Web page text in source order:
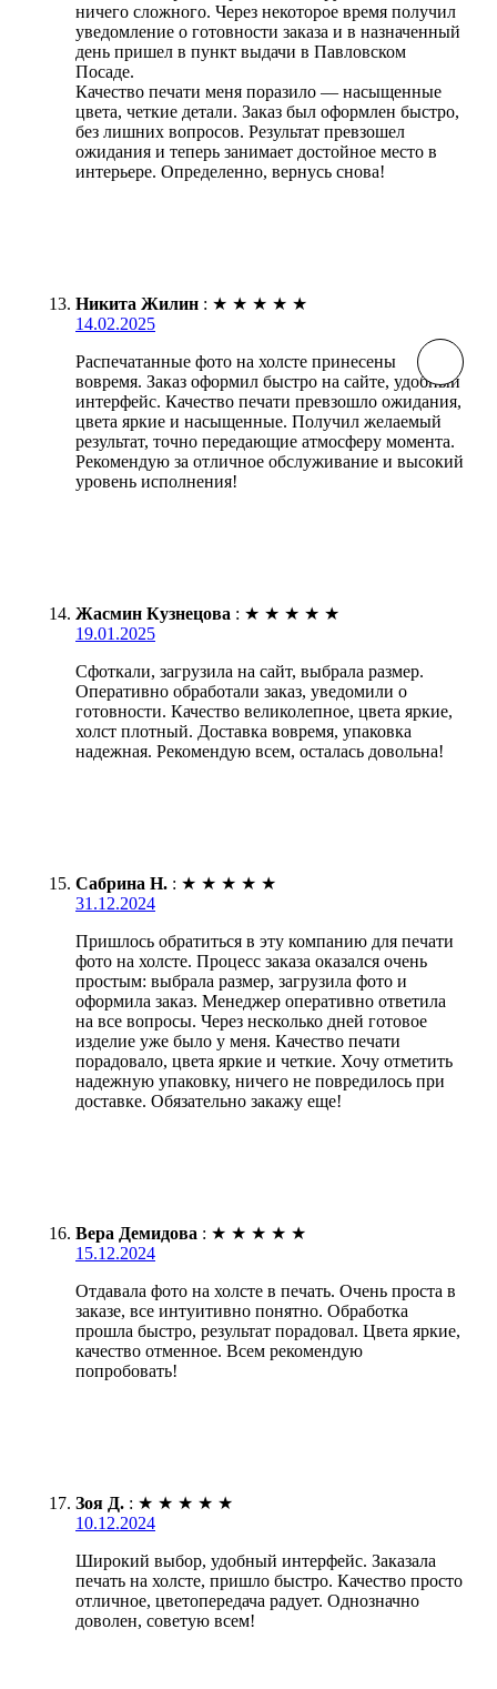
ничего сложного. Через некоторое время получил
уведомление о готовности заказа и в назначенный
день пришел в пункт выдачи в Павловском
Посаде.
Качество печати меня поразило — насыщенные
цвета, четкие детали. Заказ был оформлен быстро,
без лишних вопросов. Результат превзошел
ожидания и теперь занимает достойное место в
интерьере. Определенно, вернусь снова!
Никита Жилин : ★ ★ ★ ★ ★
14.02.2025
Распечатанные фото на холсте принесены
вовремя. Заказ оформил быстро на сайте, удобный
интерфейс. Качество печати превзошло ожидания,
цвета яркие и насыщенные. Получил желаемый
результат, точно передающие атмосферу момента.
Рекомендую за отличное обслуживание и высокий
уровень исполнения!
Жасмин Кузнецова : ★ ★ ★ ★ ★
19.01.2025
Сфоткали, загрузила на сайт, выбрала размер.
Оперативно обработали заказ, уведомили о
готовности. Качество великолепное, цвета яркие,
холст плотный. Доставка вовремя, упаковка
надежная. Рекомендую всем, осталась довольна!
Сабрина Н. : ★ ★ ★ ★ ★
31.12.2024
Пришлось обратиться в эту компанию для печати
фото на холсте. Процесс заказа оказался очень
простым: выбрала размер, загрузила фото и
оформила заказ. Менеджер оперативно ответила
на все вопросы. Через несколько дней готовое
изделие уже было у меня. Качество печати
порадовало, цвета яркие и четкие. Хочу отметить
надежную упаковку, ничего не повредилось при
доставке. Обязательно закажу еще!
Вера Демидова : ★ ★ ★ ★ ★
15.12.2024
Отдавала фото на холсте в печать. Очень проста в
заказе, все интуитивно понятно. Обработка
прошла быстро, результат порадовал. Цвета яркие,
качество отменное. Всем рекомендую
попробовать!
Зоя Д. : ★ ★ ★ ★ ★
10.12.2024
Широкий выбор, удобный интерфейс. Заказала
печать на холсте, пришло быстро. Качество просто
отличное, цветопередача радует. Однозначно
доволен, советую всем!